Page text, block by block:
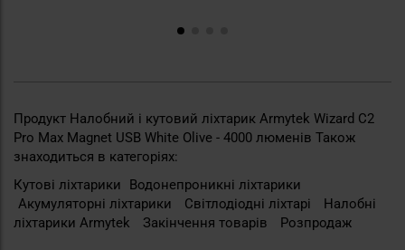
Продукт Налобний і кутовий ліхтарик Armytek Wizard C2
Pro Max Magnet USB White Olive - 4000 люменів Також
знаходиться в категоріях:
Кутові ліхтарики
Водонепроникні ліхтарики
Акумуляторні ліхтарики
Світлодіодні ліхтарі
Налобні
ліхтарики Armytek
Закінчення товарів Розпродаж